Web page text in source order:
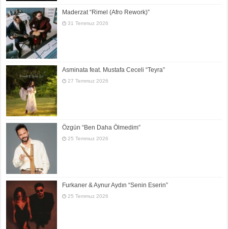
Maderzat “Rimel (Afro Rework)”
31 Temmuz 2026
Asminata feat. Mustafa Ceceli “Teyra”
27 Temmuz 2026
Özgün “Ben Daha Ölmedim”
25 Temmuz 2026
Furkaner & Aynur Aydın “Senin Eserin”
25 Temmuz 2026